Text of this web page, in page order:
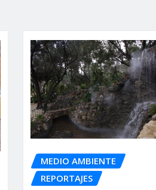
MEDIO AMBIENTE
REPORTAJES